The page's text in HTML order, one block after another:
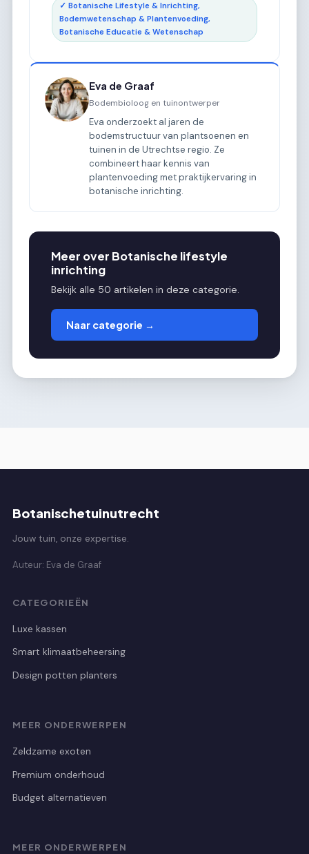
✓ Botanische Lifestyle & Inrichting,
Bodemwetenschap & Plantenvoeding,
Botanische Educatie & Wetenschap
Eva de Graaf
Bodembioloog en tuinontwerper
Eva onderzoekt al jaren de
bodemstructuur van plantsoenen en
tuinen in de Utrechtse regio. Ze
combineert haar kennis van
plantenvoeding met praktijkervaring in
botanische inrichting.
Meer over Botanische lifestyle
inrichting
Bekijk alle 50 artikelen in deze categorie.
Naar categorie →
Botanischetuinutrecht
Jouw tuin, onze expertise.
Auteur: Eva de Graaf
CATEGORIEËN
Luxe kassen
Smart klimaatbeheersing
Design potten planters
MEER ONDERWERPEN
Zeldzame exoten
Premium onderhoud
Budget alternatieven
MEER ONDERWERPEN